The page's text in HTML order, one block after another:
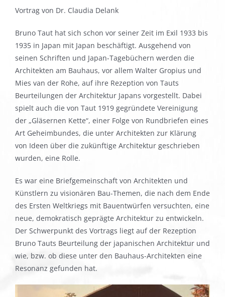
Vortrag von Dr. Claudia Delank
Bruno Taut hat sich schon vor seiner Zeit im Exil 1933 bis
1935 in Japan mit Japan beschäftigt. Ausgehend von
seinen Schriften und Japan-Tagebüchern werden die
Architekten am Bauhaus, vor allem Walter Gropius und
Mies van der Rohe, auf ihre Rezeption von Tauts
Beurteilungen der Architektur Japans vorgestellt. Dabei
spielt auch die von Taut 1919 gegründete Vereinigung
der „Gläsernen Kette“, einer Folge von Rundbriefen eines
Art Geheimbundes, die unter Architekten zur Klärung
von Ideen über die zukünftige Architektur geschrieben
wurden, eine Rolle.
Es war eine Briefgemeinschaft von Architekten und
Künstlern zu visionären Bau-Themen, die nach dem Ende
des Ersten Weltkriegs mit Bauentwürfen versuchten, eine
neue, demokratisch geprägte Architektur zu entwickeln.
Der Schwerpunkt des Vortrags liegt auf der Rezeption
Bruno Tauts Beurteilung der japanischen Architektur und
wie, bzw. ob diese unter den Bauhaus-Architekten eine
Resonanz gefunden hat.